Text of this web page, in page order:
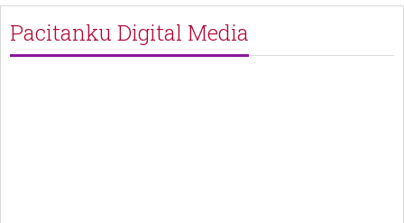
Pacitanku Digital Media